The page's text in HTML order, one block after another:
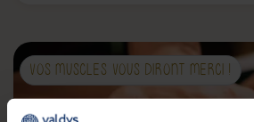
VOS MUSCLES VOUS DIRONT MERCI !